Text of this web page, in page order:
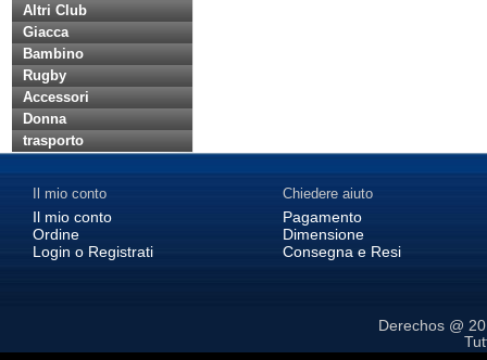
Altri Club
Giacca
Bambino
Rugby
Accessori
Donna
trasporto
Il mio conto
Il mio conto
Ordine
Login o Registrati
Chiedere aiuto
Pagamento
Dimensione
Consegna e Resi
Derechos @